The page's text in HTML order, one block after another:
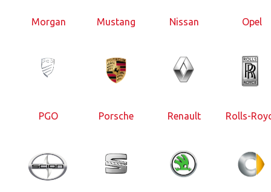
Morgan Mustang Nissan Opel
PGO Porsche Renault Rolls-